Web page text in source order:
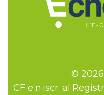
© 2026
CF e n.iscr. al